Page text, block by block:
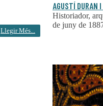
Llegir Més...
AGUSTÍ DURAN
Historiador,
de juny de